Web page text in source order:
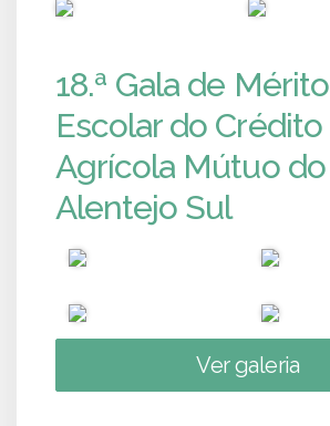
18.ª Gala de Mérito
Escolar do Crédito
Agrícola Mútuo do
Alentejo Sul
Ver galeria